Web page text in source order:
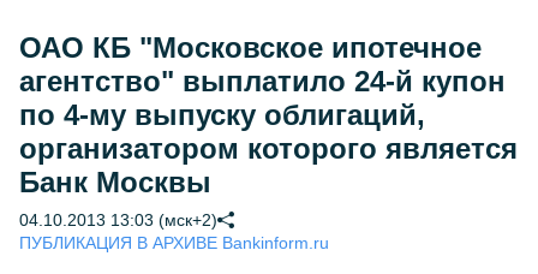
ОАО КБ "Московское ипотечное
агентство" выплатило 24-й купон
по 4-му выпуску облигаций,
организатором которого является
Банк Москвы
04.10.2013 13:03 (мск+2)
ПУБЛИКАЦИЯ В АРХИВЕ Bankinform.ru